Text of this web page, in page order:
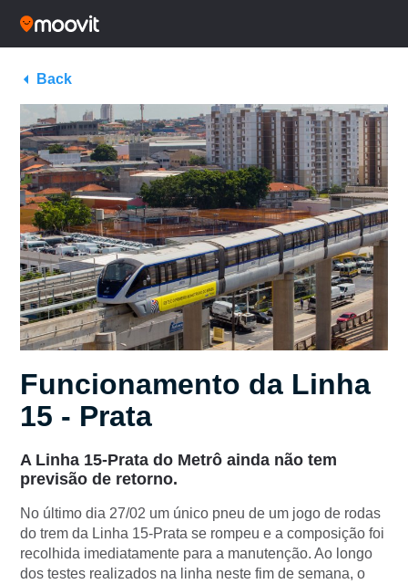
Back
Funcionamento da Linha
15 - Prata
A Linha 15-Prata do Metrô ainda não tem
previsão de retorno.
No último dia 27/02 um único pneu de um jogo de rodas
do trem da Linha 15-Prata se rompeu e a composição foi
recolhida imediatamente para a manutenção. Ao longo
dos testes realizados na linha neste fim de semana, o